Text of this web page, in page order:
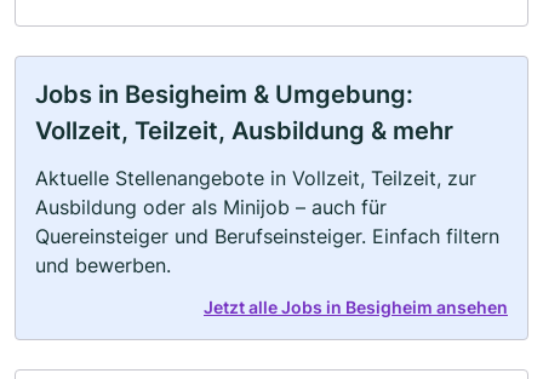
Jobs in Besigheim & Umgebung:
Vollzeit, Teilzeit, Ausbildung & mehr
Aktuelle Stellenangebote in Vollzeit, Teilzeit, zur
Ausbildung oder als Minijob – auch für
Quereinsteiger und Berufseinsteiger. Einfach filtern
und bewerben.
Jetzt alle Jobs in Besigheim ansehen